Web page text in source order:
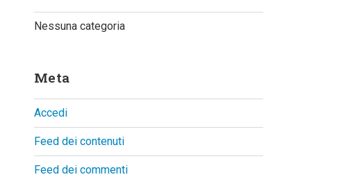
Nessuna categoria
Meta
Accedi
Feed dei contenuti
Feed dei commenti